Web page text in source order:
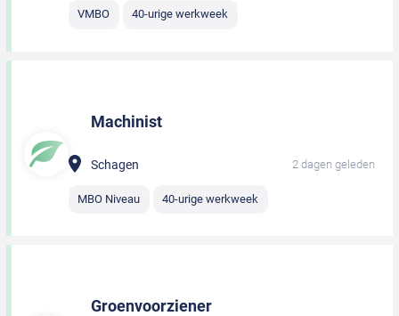
VMBO 40-urige werkweek
Machinist
Schagen 2 dagen geleden
MBO Niveau 40-urige werkweek
Groenvoorziener